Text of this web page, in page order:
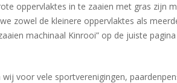
oppervlaktes in te zaaien met gras zijn
zowel de kleinere oppervlaktes als
machinaal Kinrooi” op de juiste
voor vele sportverenigingen,